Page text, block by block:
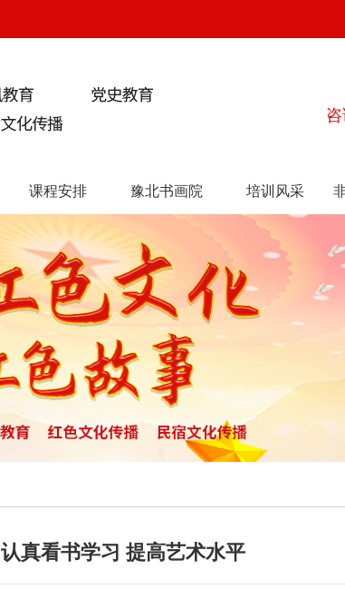
咨
课程安排 豫北书画院 培训风采
认真看书学习 提高艺术水平